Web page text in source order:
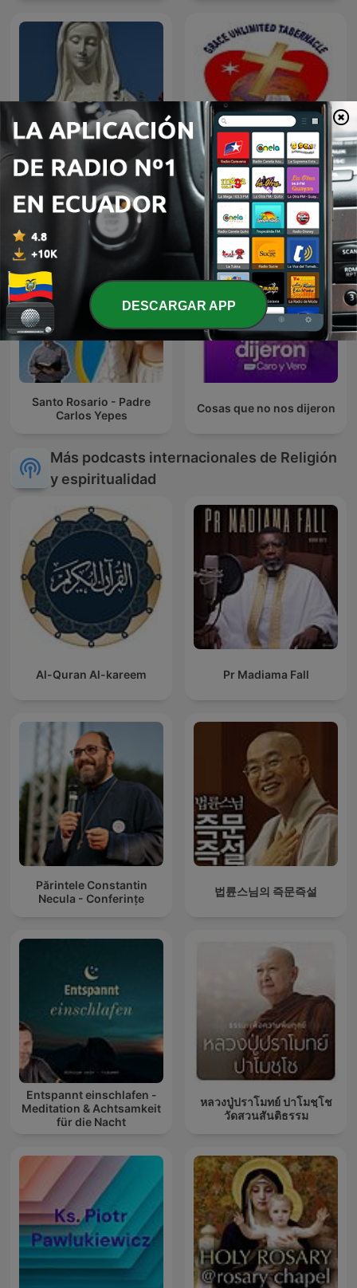
Reflexiones de los
Mensajes de la Virgen
Maria en Medjugorje
Apostle V V Masilela
Santo Rosario - Padre
Carlos Yepes
Cosas que no nos dijeron
Más podcasts internacionales de Religión
y espiritualidad
Al-Quran Al-kareem Pr Madiama Fall
Părintele Constantin
Necula - Conferințe
법륜스님의 즉문즉설
Entspannt einschlafen -
Meditation & Achtsamkeit
für die Nacht
หลวงปู่ปราโมทย์ ปาโมชฺโช
วัดสวนสันติธรรม
DESCARGAR APP